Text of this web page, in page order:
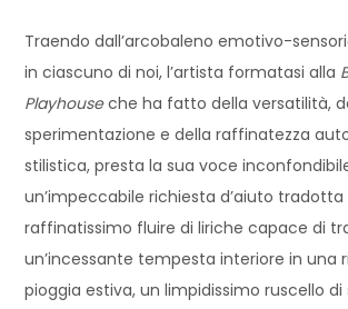
Traendo dall’arcobaleno emotivo-
in ciascuno di noi, l’artista formatasi alla
Playhouseche ha fatto della versatilità,
sperimentazione e della raffinatezza
stilistica, presta la sua voce
un’impeccabile richiesta d’aiuto
raffinatissimo fluire di liriche capace di
un’incessante tempesta interiore in una
pioggia estiva, un limpidissimo ruscello